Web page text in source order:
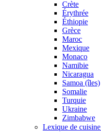
Crète
Érythrée
Éthiopie
Grèce
Maroc
Mexique
Monaco
Namibie
Nicaragua
Samoa (îles)
Somalie
Turquie
Ukraine
Zimbabwe
Lexique de